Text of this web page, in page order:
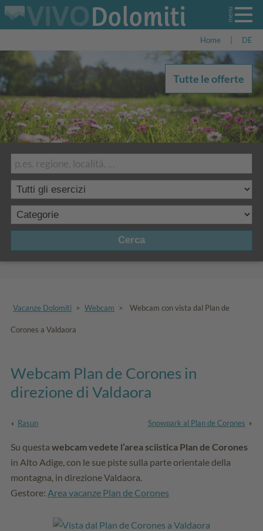
Home DE
Cerca
Tutte le offerte
Vacanze Dolomiti > Webcam > Webcam con vista dal Plan de
Corones a Valdaora
Webcam Plan de Corones in
direzione di Valdaora
Rasun Snowpark al Plan de Corones
Su questa webcam vedete l’area sciistica Plan de Corones
in Alto Adige, con le sue piste sulla parte orientale della
montagna, in direzione Valdaora.
Gestore: Area vacanze Plan de Corones